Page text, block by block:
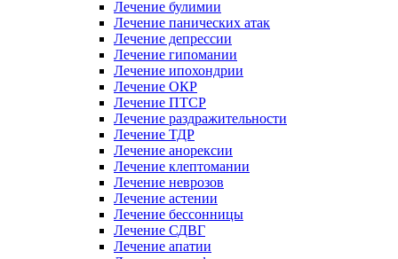
Лечение булимии
Лечение панических атак
Лечение депрессии
Лечение гипомании
Лечение ипохондрии
Лечение ОКР
Лечение ПТСР
Лечение раздражительности
Лечение ТДР
Лечение анорексии
Лечение клептомании
Лечение неврозов
Лечение астении
Лечение бессонницы
Лечение СДВГ
Лечение апатии